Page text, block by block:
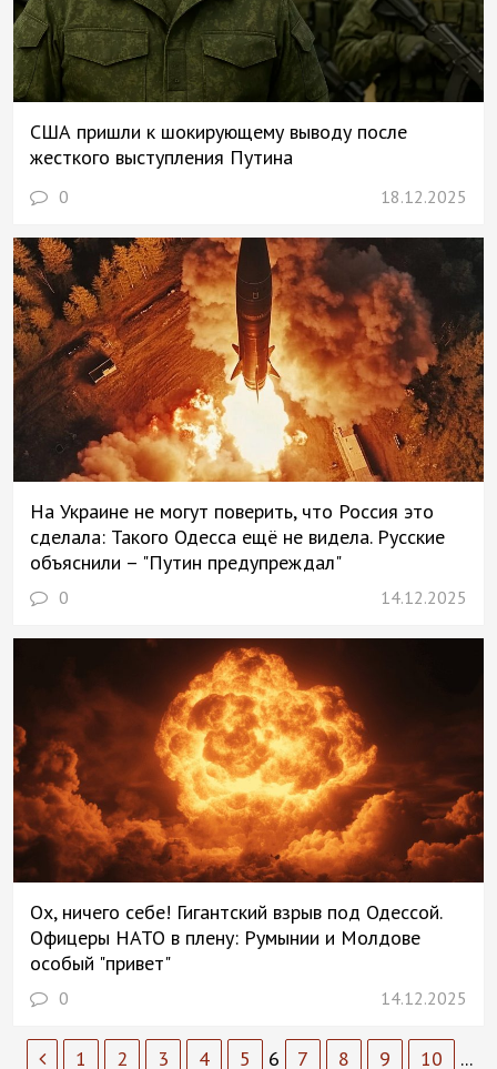
США пришли к шокирующему выводу после
жесткого выступления Путина
0 18.12.2025
На Украине не могут поверить, что Россия это
сделала: Такого Одесса ещё не видела. Русские
объяснили – "Путин предупреждал"
0 14.12.2025
Ох, ничего себе! Гигантский взрыв под Одессой.
Офицеры НАТО в плену: Румынии и Молдове
особый "привет"
0 14.12.2025
1 2 3 4 5 6 7 8 9 10 ...